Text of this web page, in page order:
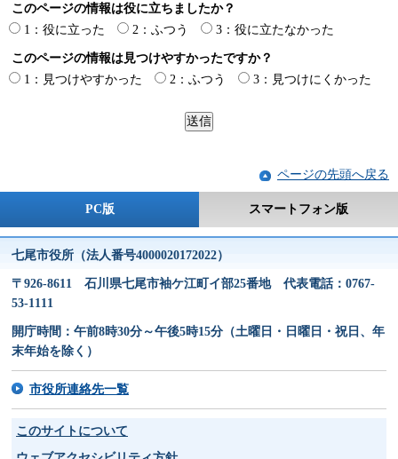
このページの情報は役に立ちましたか？
1：役に立った
2：ふつう 3：役に立たなかった
このページの情報は見つけやすかったですか？
1：見つけやすかった
2：ふつう 3：見つけにくかった
ページの先頭へ戻る
PC版 スマートフォン版
七尾市役所（法人番号4000020172022）
〒926-8611 石川県七尾市袖ケ江町イ部25番地 代表電話：0767-
53-1111
開庁時間：午前8時30分～午後5時15分（土曜日・日曜日・祝日、年
末年始を除く）
市役所連絡先一覧
このサイトについて